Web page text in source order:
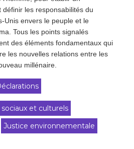
les responsabilités du
Unis envers le peuple et le
Tous les points signalés
des éléments fondamentaux qui
les nouvelles relations entre les
millénaire.
et culturels
Justice environnementale